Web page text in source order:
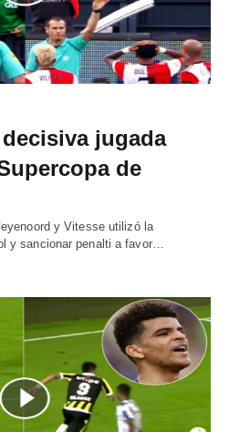
jugada
de
y Vitesse utilizó la
y sancionar penalti a favor…